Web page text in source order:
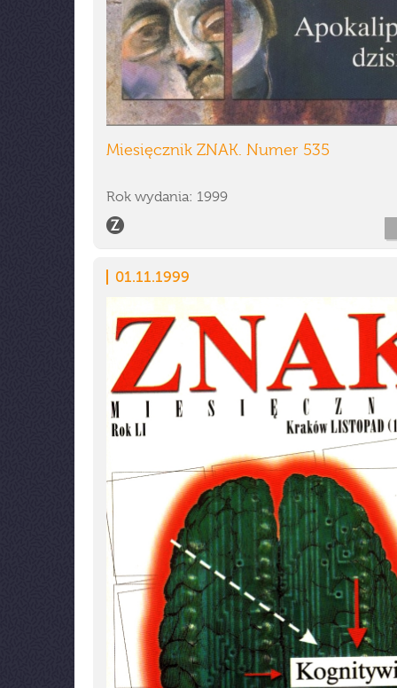
Miesięcznik ZNAK. Numer 535
Rok wydania: 1999
01.11.1999